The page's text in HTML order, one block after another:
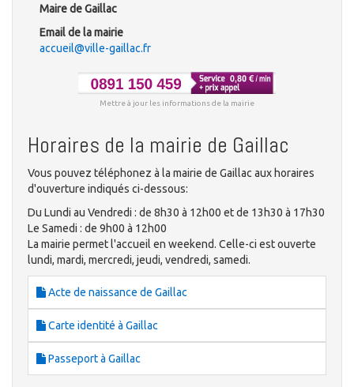
Maire de Gaillac
Email de la mairie
accueil@ville-gaillac.fr
Mettre à jour les informations de la mairie
Horaires de la mairie de Gaillac
Vous pouvez téléphonez à la mairie de Gaillac aux horaires
d'ouverture indiqués ci-dessous:
Du Lundi au Vendredi : de 8h30 à 12h00 et de 13h30 à 17h30
Le Samedi : de 9h00 à 12h00
La mairie permet l'accueil en weekend. Celle-ci est ouverte
lundi, mardi, mercredi, jeudi, vendredi, samedi.
Acte de naissance de Gaillac
Carte identité à Gaillac
Passeport à Gaillac